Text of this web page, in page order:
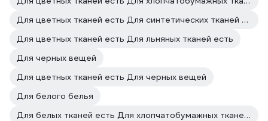
Для цветных тканей есть Для синтетических тканей есть
Для цветных тканей есть Для льняных тканей есть
Для черных вещей
Для цветных тканей есть Для черных вещей
Для белого белья
Для белых тканей есть Для хлопчатобумажных тканей есть